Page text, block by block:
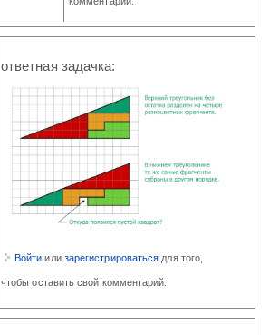
ответная задачка:
Войти или зарегистрироваться для того,
чтобы оставить свой комментарий.